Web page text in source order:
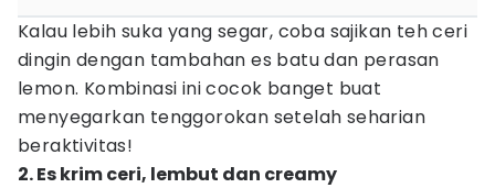
Kalau lebih suka yang segar, coba sajikan teh ceri
dingin dengan tambahan es batu dan perasan
lemon. Kombinasi ini cocok banget buat
menyegarkan tenggorokan setelah seharian
beraktivitas!
2. Es krim ceri, lembut dan creamy